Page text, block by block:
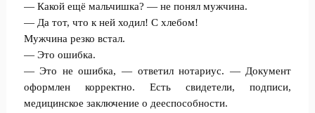
— Какой ещё мальчишка? — не понял мужчина.
— Да тот, что к ней ходил! С хлебом!
Мужчина резко встал.
— Это ошибка.
— Это не ошибка, — ответил нотариус. — Документ
оформлен корректно. Есть свидетели, подписи,
медицинское заключение о дееспособности.